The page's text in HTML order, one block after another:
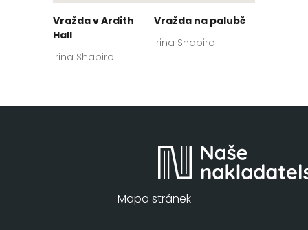
Vražda v Ardith
Hall
Irina Shapiro
Vražda na palubě
Irina Shapiro
Mapa stránek